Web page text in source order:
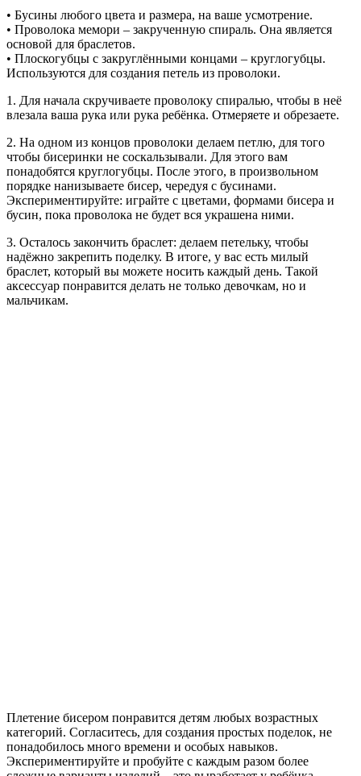
• Бусины любого цвета и размера, на ваше усмотрение.
• Проволока мемори – закрученную спираль. Она является
основой для браслетов.
• Плоскогубцы с закруглёнными концами – круглогубцы.
Используются для создания петель из проволоки.
1. Для начала скручиваете проволоку спиралью, чтобы в неё
влезала ваша рука или рука ребёнка. Отмеряете и обрезаете.
2. На одном из концов проволоки делаем петлю, для того
чтобы бисеринки не соскальзывали. Для этого вам
понадобятся круглогубцы. После этого, в произвольном
порядке нанизываете бисер, чередуя с бусинами.
Экспериментируйте: играйте с цветами, формами бисера и
бусин, пока проволока не будет вся украшена ними.
3. Осталось закончить браслет: делаем петельку, чтобы
надёжно закрепить поделку. В итоге, у вас есть милый
браслет, который вы можете носить каждый день. Такой
аксессуар понравится делать не только девочкам, но и
мальчикам.
Плетение бисером понравится детям любых возрастных
категорий. Согласитесь, для создания простых поделок, не
понадобилось много времени и особых навыков.
Экспериментируйте и пробуйте с каждым разом более